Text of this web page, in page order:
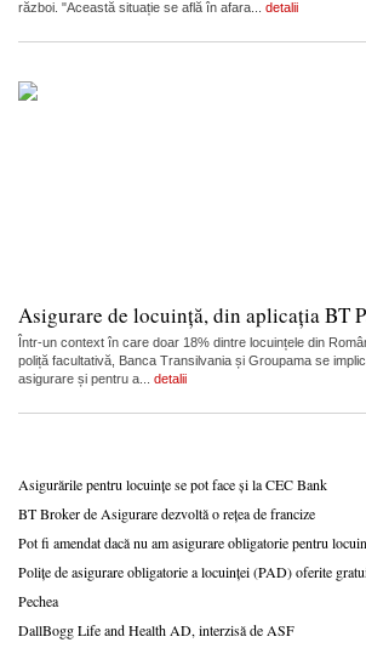
război. "Această situație se află în afara... detalii
Asigurare de locuință, din aplicația BT
Într-un context în care doar 18% dintre locuințele din
poliță facultativă, Banca Transilvania și Groupama se
asigurare și pentru a... detalii
Asigurările pentru locuințe se pot face și la CEC Bank
BT Broker de Asigurare dezvoltă o rețea de francize
Pot fi amendat dacă nu am asigurare obligatorie pentru
Polițe de asigurare obligatorie a locuinței (PAD) oferite
Pechea
DallBogg Life and Health AD, interzisă de ASF